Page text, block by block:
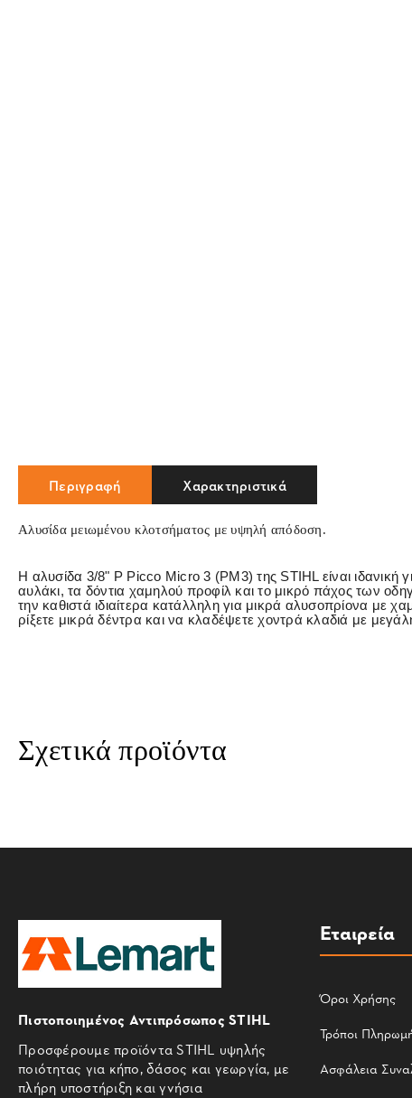
Περιγραφή Χαρακτηριστικά
Aλυσίδα μειωμένου κλοτσήματος με υψηλή απόδοση.
Η αλυσίδα 3/8" P Picco Micro 3 (PM3) της STIHL είναι ιδανική
αυλάκι, τα δόντια χαμηλού προφίλ και το μικρό πάχος των
την καθιστά ιδιαίτερα κατάλληλη για μικρά αλυσοπρίονα με
ρίξετε μικρά δέντρα και να κλαδέψετε χοντρά κλαδιά με
Σχετικά προϊόντα
Πιστοποιημένος Αντιπρόσωπος STIHL
Προσφέρουμε προϊόντα STIHL υψηλής
ποιότητας για κήπο, δάσος και γεωργία, με
πλήρη υποστήριξη και γνήσια
Εταιρεία
Όροι Χρήσης
Τρόποι
Ασφάλεια